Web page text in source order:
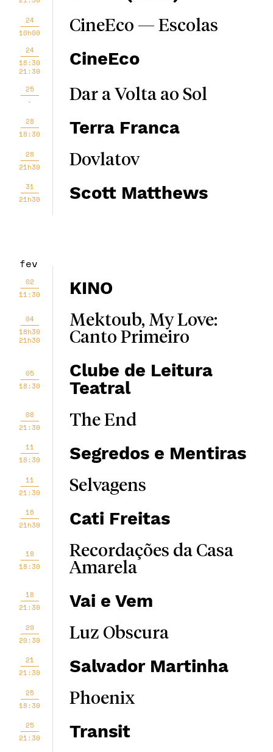
24
10h00
CineEco — Escolas
24
18:30
21:30
CineEco
25
-
Dar a Volta ao Sol
28
18:30
Terra Franca
28
21h30
Dovlatov
31
21h30
Scott Matthews
fev
02
11:30
KINO
04
18h30
21h30
Mektoub, My Love:
Canto Primeiro
05
18:30
Clube de Leitura
Teatral
08
21:30
The End
11
18:30
Segredos e Mentiras
11
21:30
Selvagens
16
21h30
Cati Freitas
18
18:30
Recordações da Casa
Amarela
18
21:30
Vai e Vem
20
20:30
Luz Obscura
21
21:30
Salvador Martinha
25
18:30
Phoenix
25
21:30
Transit